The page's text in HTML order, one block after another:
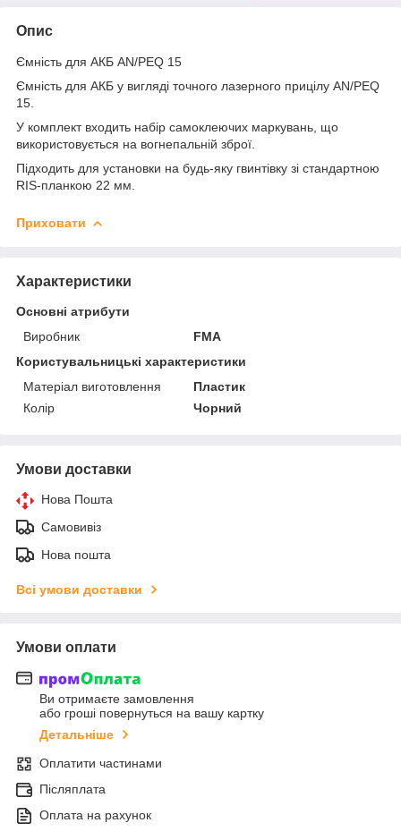
Опис
Ємність для АКБ AN/PEQ 15
Ємність для АКБ у вигляді точного лазерного прицілу AN/PEQ
15.
У комплект входить набір самоклеючих маркувань, що
використовується на вогнепальній зброї.
Підходить для установки на будь-яку гвинтівку зі стандартною
RIS-планкою 22 мм.
Приховати
Характеристики
Основні атрибути
Виробник
FMA
Користувальницькі характеристики
Матеріал виготовлення
Пластик
Колір
Чорний
Умови доставки
Нова Пошта
Самовивіз
Нова пошта
Всі умови доставки
Умови оплати
Ви отримаєте замовлення
або гроші повернуться на вашу картку
Детальніше
Оплатити частинами
Післяплата
Оплата на рахунок